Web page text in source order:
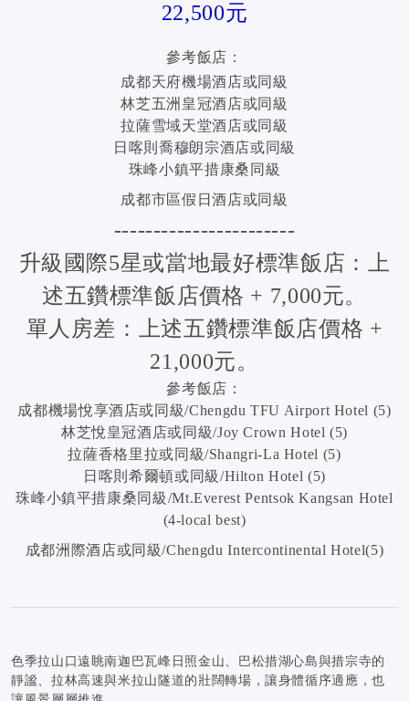
22,500元
參考飯店：
成都天府機場酒店或同級
林芝五洲皇冠酒店或同級
拉薩雪域天堂酒店或同級
日喀則喬穆朗宗酒店或同級
珠峰小鎮平措康桑同級
成都市區假日酒店或同級
-----------------------
升級國際5星或當地最好標準飯店：上
述五鑽標準飯店價格 + 7,000元。
單人房差：上述五鑽標準飯店價格 +
21,000元。
參考飯店：
成都機場悅享酒店或同級/Chengdu TFU Airport Hotel (5)
林芝悅皇冠酒店或同級/Joy Crown Hotel (5)
拉薩香格里拉或同級/Shangri-La Hotel (5)
日喀則希爾頓或同級/Hilton Hotel (5)
珠峰小鎮平措康桑同級/Mt.Everest Pentsok Kangsan Hotel
(4-local best)
成都洲際酒店或同級/Chengdu Intercontinental Hotel(5)
色季拉山口遠眺南迦巴瓦峰日照金山、巴松措湖心島與措宗寺的
靜謐、拉林高速與米拉山隧道的壯闊轉場，讓身體循序適應，也